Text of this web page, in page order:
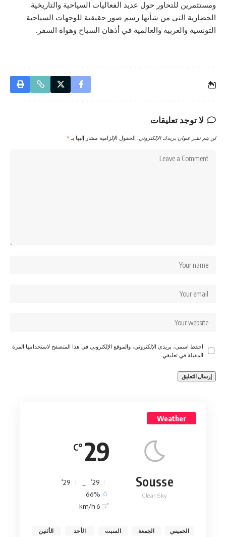
ومستثمرين للتحاور حول عديد الفعاليات السياحية والتاريخية
الحضارية التي من شأنها رسم صور حقيقية للوجهات السياحية
التونسية والعربية والعالمية في أذهان السياح وهواة السفر.
لا توجد تعليقات
لن يتم نشر عنوان بريدك الإلكتروني. الحقول الإلزامية مشار إليها بـ *
احفظ اسمي، بريدي الإلكتروني، والموقع الإلكتروني في هذا المتصفح لاستخدامها المرة
المقبلة في تعليقي.
Weather
29
°C
Sousse
Clear Sky
29
°
29
°
66%
6 km/h
الخميس الجمعة السبت الأحد الأثنين